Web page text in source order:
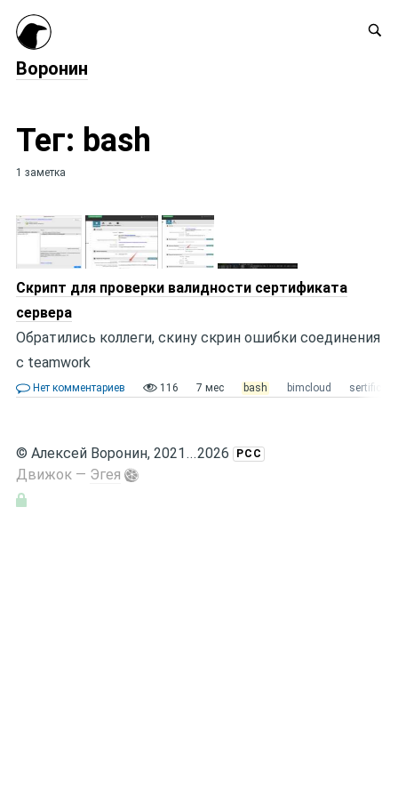
Воронин
Тег: bash
1 заметка
Скрипт для проверки валидности сертификата
сервера
Обратились коллеги, скину скрин ошибки соединения
с teamwork
Нет комментариев 116 7 мес bash bimcloud sertificate
© Алексей Воронин, 2021...2026 РСС
Движок — Эгея